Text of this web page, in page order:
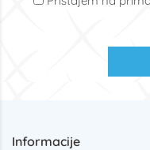
Informacije